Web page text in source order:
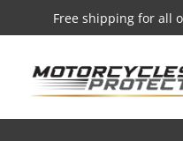
Free shipping for all